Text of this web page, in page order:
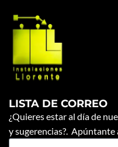
LISTA DE CORREO
¿Quieres estar al día de
y sugerencias?. Apúntante